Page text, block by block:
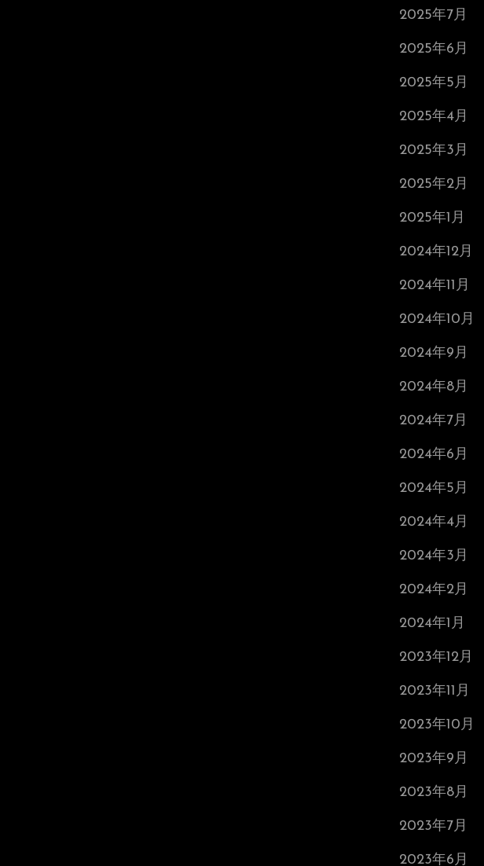
2025年7月
2025年6月
2025年5月
2025年4月
2025年3月
2025年2月
2025年1月
2024年12月
2024年11月
2024年10月
2024年9月
2024年8月
2024年7月
2024年6月
2024年5月
2024年4月
2024年3月
2024年2月
2024年1月
2023年12月
2023年11月
2023年10月
2023年9月
2023年8月
2023年7月
2023年6月